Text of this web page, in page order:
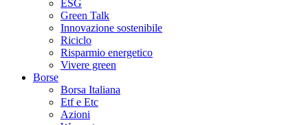
ESG
Green Talk
Innovazione sostenibile
Riciclo
Risparmio energetico
Vivere green
Borse
Borsa Italiana
Etf e Etc
Azioni